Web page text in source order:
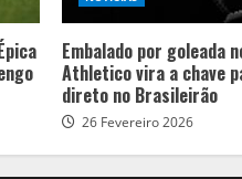
Embalado por goleada
Athletico vira a chave
direto no Brasileirão
26 Fevereiro 2026